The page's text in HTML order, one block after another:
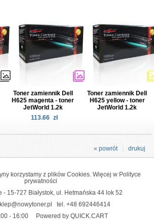
Toner zamiennik Dell
H625 magenta - toner
JetWorld 1.2k
113.66 zł
Toner zamiennik Dell
H625 yellow - toner
JetWorld 1.2k
drukuj
« powrót
korzystamy z plików Cookies. Więcej w Polityce
prywatności
- 15-727 Białystok, ul. Hetmańska 44 lok 52
tel. +48 692446414
- 16:00
Powered by QUICK.CART